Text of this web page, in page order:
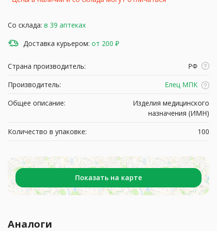
Со склада: в 39 аптеках
Доставка курьером: от 200 ₽
Страна производитель:
РФ
Производитель:
Елец МПК
Общее описание:
Изделия медицинского
назначения (ИМН)
Количество в упаковке:
100
Показать на карте
Аналоги